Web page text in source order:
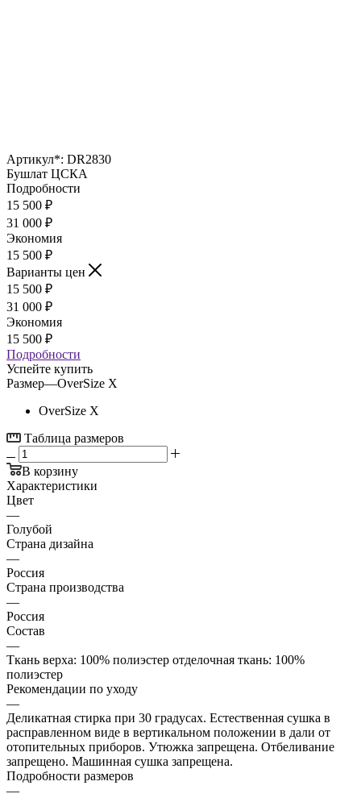
Артикул*: DR2830
Бушлат ЦСКА
Подробности
15 500 ₽
31 000 ₽
Экономия
15 500 ₽
Варианты цен
15 500 ₽
31 000 ₽
Экономия
15 500 ₽
Подробности
Успейте купить
Размер—OverSize X
OverSize X
Таблица размеров
В корзину
Характеристики
Цвет
—
Голубой
Страна дизайна
—
Россия
Страна производства
—
Россия
Состав
—
Ткань верха: 100% полиэстер отделочная ткань: 100%
полиэстер
Рекомендации по уходу
—
Деликатная стирка при 30 градусах. Естественная сушка в
расправленном виде в вертикальном положении в дали от
отопительных приборов. Утюжка запрещена. Отбеливание
запрещено. Машинная сушка запрещена.
Подробности размеров
—